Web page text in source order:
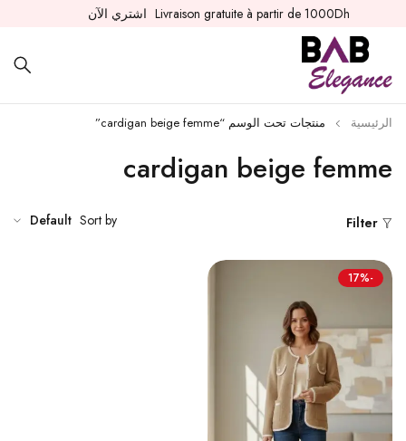
Livraison gratuite à partir de 1000Dh اشتري الآن
cardigan beige femme
الرئيسية منتجات تحت الوسم “cardigan beige femme”
Filter
Sort by
Default
-17%